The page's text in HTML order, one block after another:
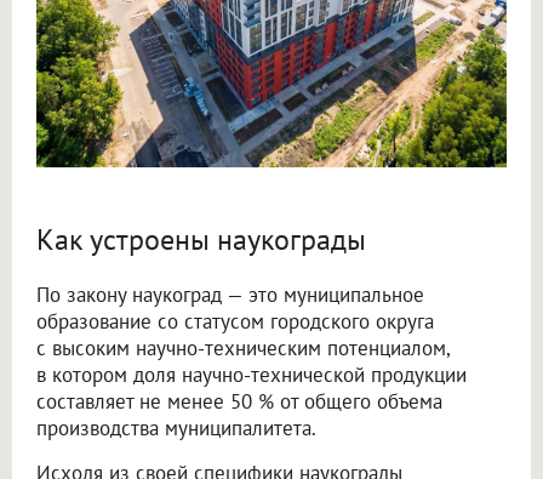
Как устроены наукограды
По закону наукоград — это муниципальное
образование со статусом городского округа
с высоким научно-техническим потенциалом,
в котором доля научно-технической продукции
составляет не менее 50 % от общего объема
производства муниципалитета.
Исходя из своей специфики наукограды